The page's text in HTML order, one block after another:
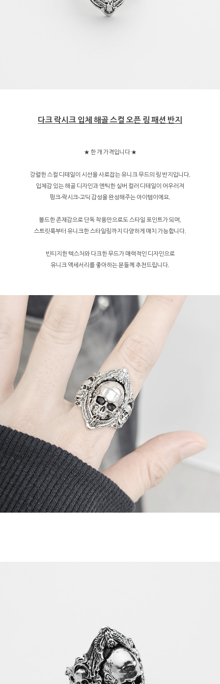
다크 락시크 입체 해골 스컬 오픈 링 패션 반지
★ 한 개 가격입니다 ★
강렬한 스컬 디테일이 시선을 사로잡는 유니크 무드의 링 반지입니다.
입체감 있는 해골 디자인과 엔틱한 실버 컬러 디테일이 어우러져
펑크·락시크·고딕 감성을 완성해주는 아이템이에요.
볼드한 존재감으로 단독 착용만으로도 스타일 포인트가 되며,
스트릿룩부터 유니크한 스타일링까지 다양하게 매치 가능합니다.
빈티지한 텍스처와 다크한 무드가 매력적인 디자인으로
유니크 액세서리를 좋아하는 분들께 추천드립니다.